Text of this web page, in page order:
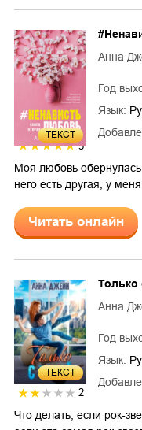
ТЕКСТ
5
Анна
Год
Язык:
Моя любовь
него есть другая, у
Читать онлайн
ТЕКСТ
2
Только
Анна
Год
Язык:
Что делать, если рок-